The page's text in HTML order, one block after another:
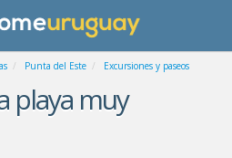
Punta del Este Excursiones y paseos
playa muy